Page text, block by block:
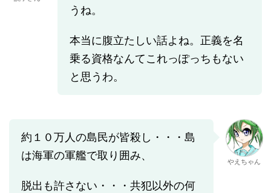
うね。
本当に腹立たしい話よね。正義を名
乗る資格なんてこれっぽっちもない
と思うわ。
約１０万人の島民が皆殺し・・・島
は海軍の軍艦で取り囲み、
脱出も許さない・・・共犯以外の何
やえちゃん